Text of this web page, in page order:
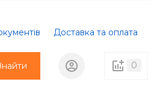
Доставка та оплата
0